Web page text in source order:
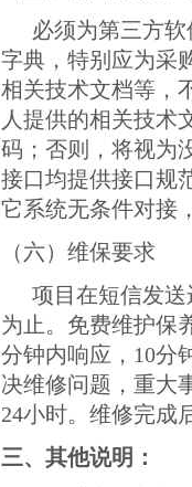
必须为第三方
字典，特别应为采
相关技术文档等，
人提供的相关技术
码；否则，将视为
接口均提供接口规
它系统无条件对接
（六）维保要求
项目在短信发
为止。免费维护保
分钟内响应，10分
决维修问题，重大
24小时。维修完成
三、其他说明：